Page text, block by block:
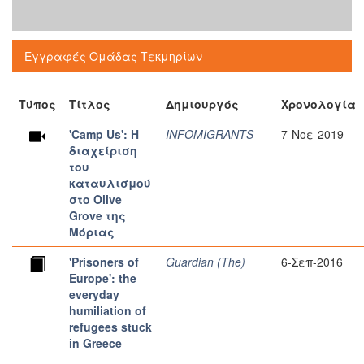
Εγγραφές Ομάδας Τεκμηρίων
Τύπος Τίτλος Δημιουργός
Χρονολογία
'Camp Us': H
διαχείριση
του
καταυλισμού
στο Olive
Grove της
Μόριας
INFOMIGRANTS 7-Νοε-2019
'Prisoners of
Europe': the
everyday
humiliation of
refugees stuck
in Greece
Guardian (The) 6-Σεπ-2016